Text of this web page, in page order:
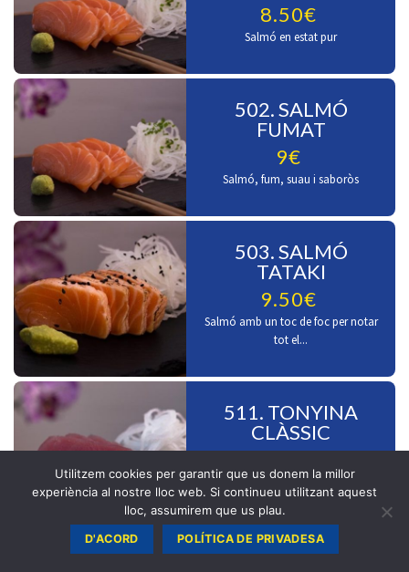
8.50€
Salmó en estat pur
502. SALMÓ
FUMAT
9€
Salmó, fum, suau i saboròs
503. SALMÓ
TATAKI
9.50€
Salmó amb un toc de foc per notar
tot el...
511. TONYINA
CLÀSSIC
9.50€
Tonyina en estat pur
512. TONYINA
Utilitzem cookies per garantir que us donem la millor
experiència al nostre lloc web. Si continueu utilitzant aquest
lloc, assumirem que us plau.
D'ACORD POLÍTICA DE PRIVADESA